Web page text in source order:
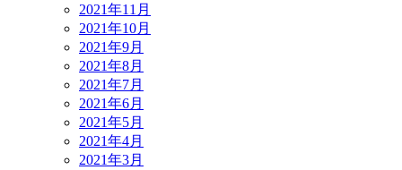
2021年11月
2021年10月
2021年9月
2021年8月
2021年7月
2021年6月
2021年5月
2021年4月
2021年3月